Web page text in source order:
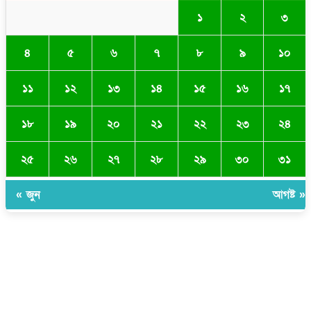
১ ২ ৩
৪ ৫ ৬ ৭ ৮ ৯ ১০
১১ ১২ ১৩ ১৪ ১৫ ১৬ ১৭
১৮ ১৯ ২০ ২১ ২২ ২৩ ২৪
২৫ ২৬ ২৭ ২৮ ২৯ ৩০ ৩১
« জুন আগষ্ট »